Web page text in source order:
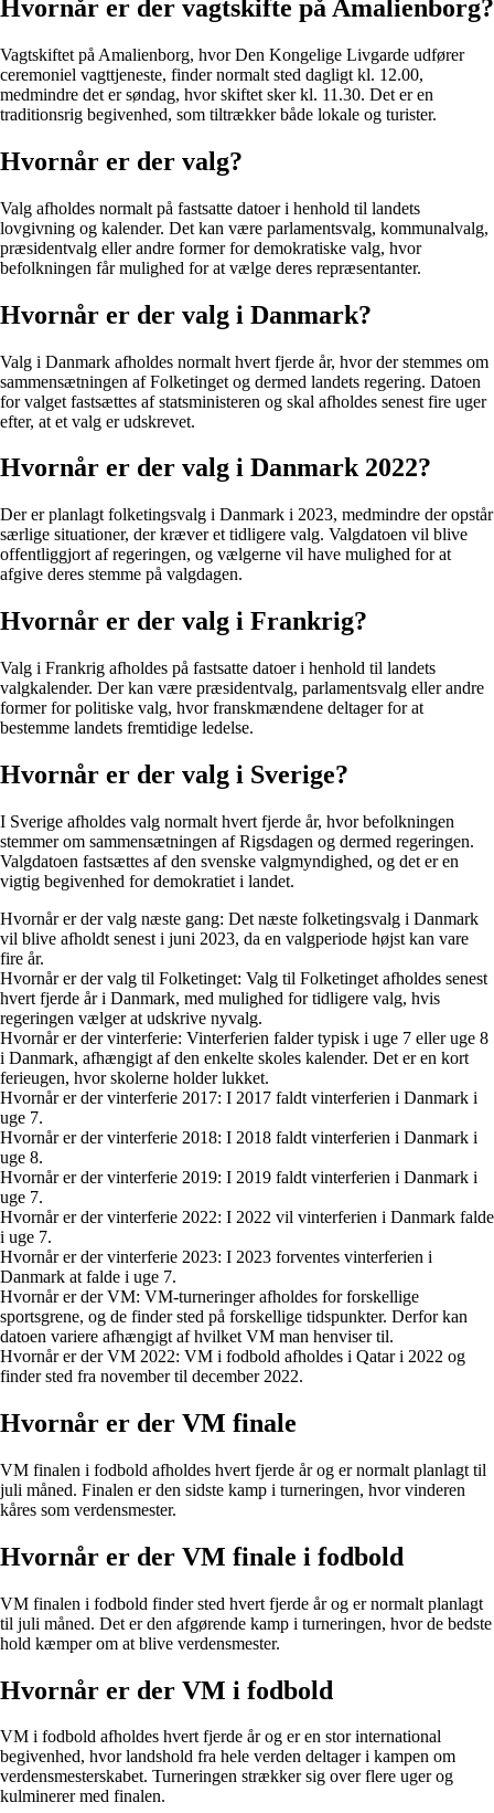
Hvornår er der vagtskifte på Amalienborg?
Vagtskiftet på Amalienborg, hvor Den Kongelige Livgarde udfører
ceremoniel vagttjeneste, finder normalt sted dagligt kl. 12.00,
medmindre det er søndag, hvor skiftet sker kl. 11.30. Det er en
traditionsrig begivenhed, som tiltrækker både lokale og turister.
Hvornår er der valg?
Valg afholdes normalt på fastsatte datoer i henhold til landets
lovgivning og kalender. Det kan være parlamentsvalg, kommunalvalg,
præsidentvalg eller andre former for demokratiske valg, hvor
befolkningen får mulighed for at vælge deres repræsentanter.
Hvornår er der valg i Danmark?
Valg i Danmark afholdes normalt hvert fjerde år, hvor der stemmes om
sammensætningen af Folketinget og dermed landets regering. Datoen
for valget fastsættes af statsministeren og skal afholdes senest fire uger
efter, at et valg er udskrevet.
Hvornår er der valg i Danmark 2022?
Der er planlagt folketingsvalg i Danmark i 2023, medmindre der opstår
særlige situationer, der kræver et tidligere valg. Valgdatoen vil blive
offentliggjort af regeringen, og vælgerne vil have mulighed for at
afgive deres stemme på valgdagen.
Hvornår er der valg i Frankrig?
Valg i Frankrig afholdes på fastsatte datoer i henhold til landets
valgkalender. Der kan være præsidentvalg, parlamentsvalg eller andre
former for politiske valg, hvor franskmændene deltager for at
bestemme landets fremtidige ledelse.
Hvornår er der valg i Sverige?
I Sverige afholdes valg normalt hvert fjerde år, hvor befolkningen
stemmer om sammensætningen af Rigsdagen og dermed regeringen.
Valgdatoen fastsættes af den svenske valgmyndighed, og det er en
vigtig begivenhed for demokratiet i landet.
Hvornår er der valg næste gang: Det næste folketingsvalg i Danmark
vil blive afholdt senest i juni 2023, da en valgperiode højst kan vare
fire år.
Hvornår er der valg til Folketinget: Valg til Folketinget afholdes senest
hvert fjerde år i Danmark, med mulighed for tidligere valg, hvis
regeringen vælger at udskrive nyvalg.
Hvornår er der vinterferie: Vinterferien falder typisk i uge 7 eller uge 8
i Danmark, afhængigt af den enkelte skoles kalender. Det er en kort
ferieugen, hvor skolerne holder lukket.
Hvornår er der vinterferie 2017: I 2017 faldt vinterferien i Danmark i
uge 7.
Hvornår er der vinterferie 2018: I 2018 faldt vinterferien i Danmark i
uge 8.
Hvornår er der vinterferie 2019: I 2019 faldt vinterferien i Danmark i
uge 7.
Hvornår er der vinterferie 2022: I 2022 vil vinterferien i Danmark falde
i uge 7.
Hvornår er der vinterferie 2023: I 2023 forventes vinterferien i
Danmark at falde i uge 7.
Hvornår er der VM: VM-turneringer afholdes for forskellige
sportsgrene, og de finder sted på forskellige tidspunkter. Derfor kan
datoen variere afhængigt af hvilket VM man henviser til.
Hvornår er der VM 2022: VM i fodbold afholdes i Qatar i 2022 og
finder sted fra november til december 2022.
Hvornår er der VM finale
VM finalen i fodbold afholdes hvert fjerde år og er normalt planlagt til
juli måned. Finalen er den sidste kamp i turneringen, hvor vinderen
kåres som verdensmester.
Hvornår er der VM finale i fodbold
VM finalen i fodbold finder sted hvert fjerde år og er normalt planlagt
til juli måned. Det er den afgørende kamp i turneringen, hvor de bedste
hold kæmper om at blive verdensmester.
Hvornår er der VM i fodbold
VM i fodbold afholdes hvert fjerde år og er en stor international
begivenhed, hvor landshold fra hele verden deltager i kampen om
verdensmesterskabet. Turneringen strækker sig over flere uger og
kulminerer med finalen.